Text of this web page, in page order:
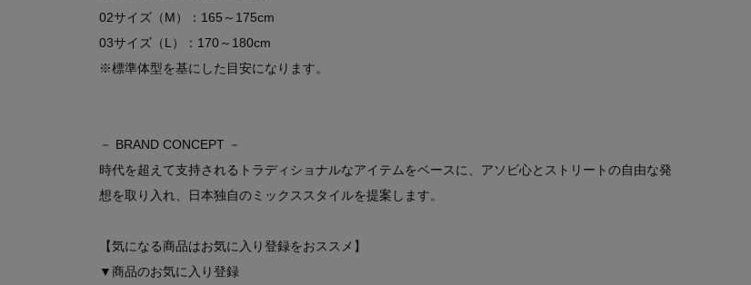
02サイズ（M）：165～175cm
03サイズ（L）：170～180cm
※標準体型を基にした目安になります。
－ BRAND CONCEPT －
時代を超えて支持されるトラディショナルなアイテムをベースに、アソビ心とストリートの自由な発
想を取り入れ、日本独自のミックススタイルを提案します。
【気になる商品はお気に入り登録をおススメ】
▼商品のお気に入り登録